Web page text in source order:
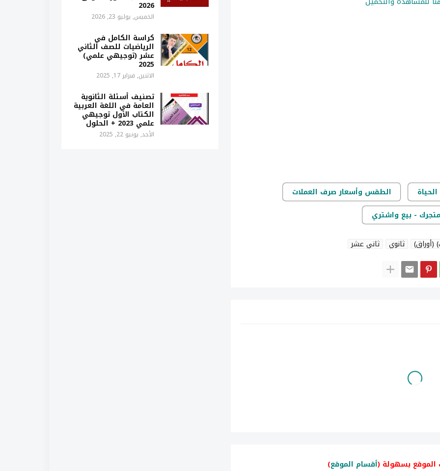
الطقس وأسعار صرف العملات
- بيع واشتري
ثانوي
ثاني عشر
الموقع بسهولة (أقسام الموقع)
2026
الخميس, يوليو 23, 2026
كراسة الكامل في
الرياضيات للصف الثاني
عشر (توجيهي علمي)
2025
الاثنين, فبراير 17, 2025
تصنيف أسئلة الثانوية
العامة في اللغة العربية
الكتاب الأول توجيهي
علمي 2023 + الحلول
الأحد, يونيو 22, 2025